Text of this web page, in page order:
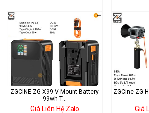
ZGCINE ZG-X99 V Mount Battery
99wh T...
Giá Liên Hệ Zalo
ZGCine ZG-
Giá